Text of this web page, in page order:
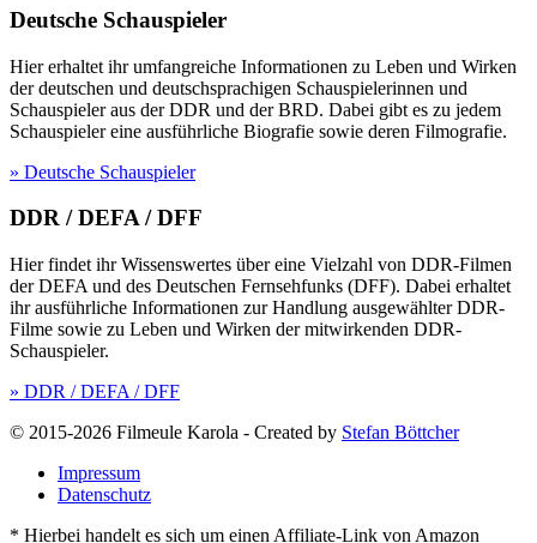
Deutsche Schauspieler
Hier erhaltet ihr umfangreiche Informationen zu Leben und Wirken
der deutschen und deutschsprachigen Schauspielerinnen und
Schauspieler aus der DDR und der BRD. Dabei gibt es zu jedem
Schauspieler eine ausführliche Biografie sowie deren Filmografie.
» Deutsche Schauspieler
DDR / DEFA / DFF
Hier findet ihr Wissenswertes über eine Vielzahl von DDR-Filmen
der DEFA und des Deutschen Fernsehfunks (DFF). Dabei erhaltet
ihr ausführliche Informationen zur Handlung ausgewählter DDR-
Filme sowie zu Leben und Wirken der mitwirkenden DDR-
Schauspieler.
» DDR / DEFA / DFF
© 2015-2026 Filmeule Karola - Created by Stefan Böttcher
Impressum
Datenschutz
* Hierbei handelt es sich um einen Affiliate-Link von Amazon